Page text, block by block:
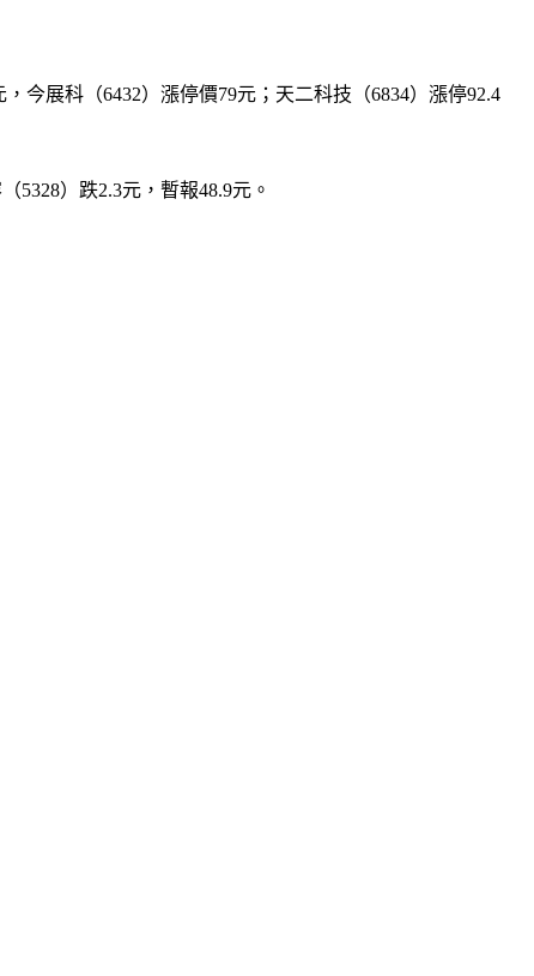
今展科（6432）漲停價79元；天二科技（6834）漲停92.4
5328）跌2.3元，暫報48.9元。